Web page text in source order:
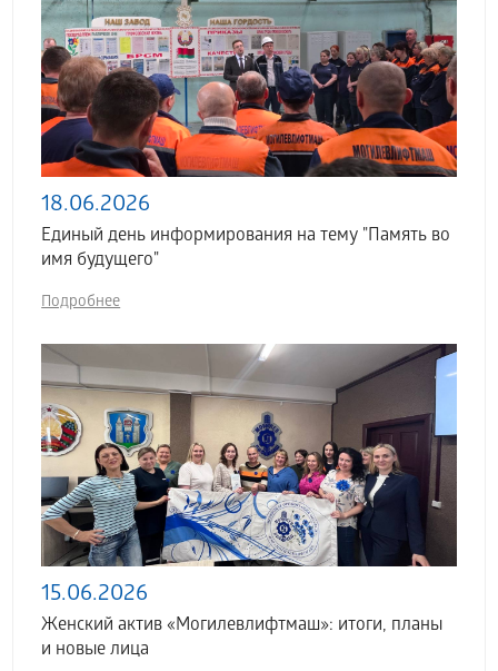
18.06.2026
Единый день информирования на тему "Память во
имя будущего"
Подробнее
15.06.2026
Женский актив «Могилевлифтмаш»: итоги, планы
и новые лица